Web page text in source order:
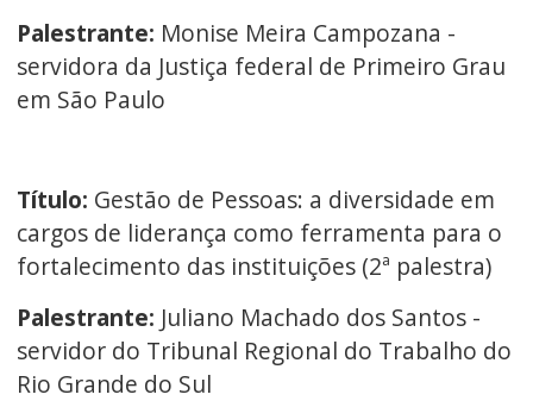
Palestrante: Monise Meira Campozana -
servidora da Justiça federal de Primeiro Grau
em São Paulo
Título: Gestão de Pessoas: a diversidade em
cargos de liderança como ferramenta para o
fortalecimento das instituições (2ª palestra)
Palestrante: Juliano Machado dos Santos -
servidor do Tribunal Regional do Trabalho do
Rio Grande do Sul